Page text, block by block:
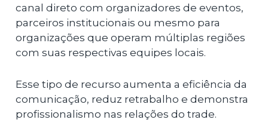
canal direto com organizadores de eventos,
parceiros institucionais ou mesmo para
organizações que operam múltiplas regiões
com suas respectivas equipes locais.
Esse tipo de recurso aumenta a eficiência da
comunicação, reduz retrabalho e demonstra
profissionalismo nas relações do trade.